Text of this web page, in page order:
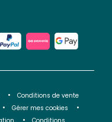
Conditions de vente
Gérer mes cookies